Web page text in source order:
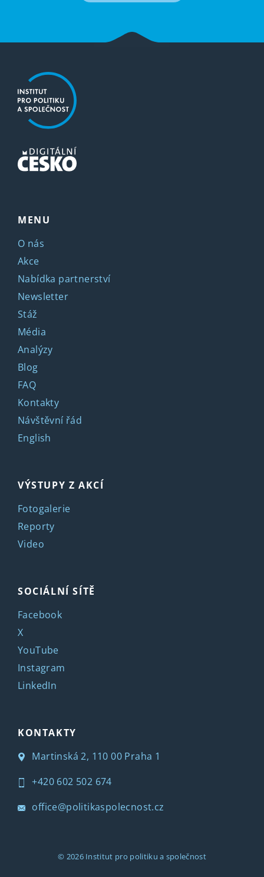
MENU
O nás
Akce
Nabídka partnerství
Newsletter
Stáž
Média
Analýzy
Blog
FAQ
Kontakty
Návštěvní řád
English
VÝSTUPY Z AKCÍ
Fotogalerie
Reporty
Video
SOCIÁLNÍ SÍTĚ
Facebook
X
YouTube
Instagram
LinkedIn
KONTAKTY
Martinská 2, 110 00 Praha 1
+420 602 502 674
office@politikaspolecnost.cz
© 2026 Institut pro politiku a společnost